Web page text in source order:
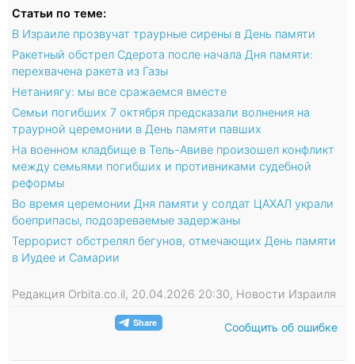
Статьи по теме:
В Израиле прозвучат траурные сирены в День памяти
Ракетный обстрел Сдерота после начала Дня памяти:
перехвачена ракета из Газы
Нетаниягу: мы все сражаемся вместе
Семьи погибших 7 октября предсказали волнения на
траурной церемонии в День памяти павших
На военном кладбище в Тель-Авиве произошел конфликт
между семьями погибших и противниками судебной
реформы
Во время церемонии Дня памяти у солдат ЦАХАЛ украли
боеприпасы, подозреваемые задержаны
Террорист обстрелял бегунов, отмечающих День памяти
в Иудее и Самарии
Редакция Orbita.co.il, 20.04.2026 20:30, Новости Израиля
Сообщить об ошибке